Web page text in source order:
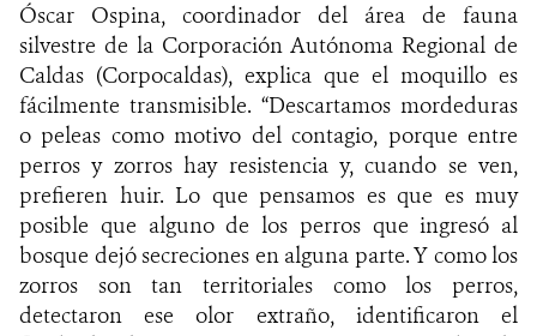
Óscar Ospina, coordinador del área de fauna
silvestre de la Corporación Autónoma Regional de
Caldas (Corpocaldas), explica que el moquillo es
fácilmente transmisible. “Descartamos mordeduras
o peleas como motivo del contagio, porque entre
perros y zorros hay resistencia y, cuando se ven,
prefieren huir. Lo que pensamos es que es muy
posible que alguno de los perros que ingresó al
bosque dejó secreciones en alguna parte. Y como los
zorros son tan territoriales como los perros,
detectaron ese olor extraño, identificaron el